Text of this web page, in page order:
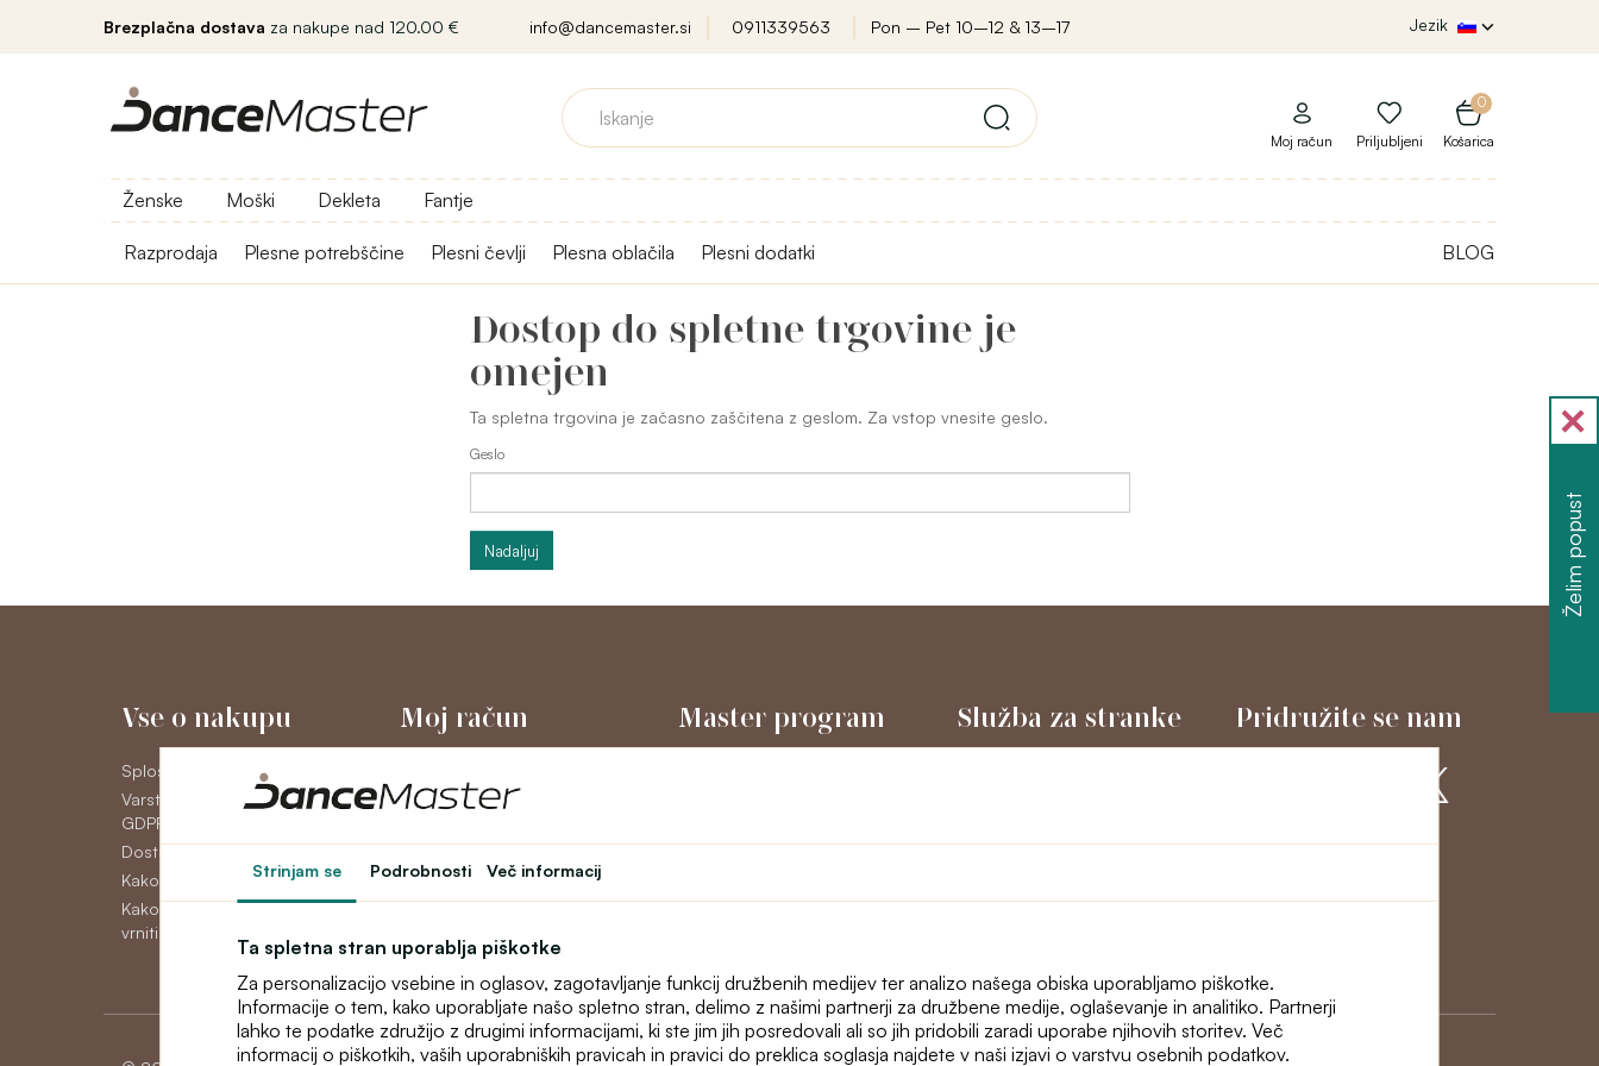
Strinjam se Podrobnosti Več informacij
Ta spletna stran uporablja piškotke
Za personalizacijo vsebine in oglasov, zagotavljanje funkcij družbenih medijev ter analizo našega obiska uporabljamo piškotke.
Informacije o tem, kako uporabljate našo spletno stran, delimo z našimi partnerji za družbene medije, oglaševanje in analitiko. Partnerji
lahko te podatke združijo z drugimi informacijami, ki ste jim jih posredovali ali so jih pridobili zaradi uporabe njihovih storitev. Več
informacij o piškotkih, vaših uporabniških pravicah in pravici do preklica soglasja najdete v naši izjavi o varstvu osebnih podatkov.
Brezplačna dostava za nakupe nad 120.00 € info@dancemaster.si 0911339563 Pon – Pet 10–12 & 13–17 Jezik
0
Košarica
Moj račun Priljubljeni
Ženske Moški Dekleta Fantje
Razprodaja Plesne potrebščine Plesni čevlji Plesna oblačila Plesni dodatki BLOG
Dostop do spletne trgovine je
omejen
Ta spletna trgovina je začasno zaščitena z geslom. Za vstop vnesite geslo.
Geslo
Nadaljuj
Vse o nakupu
Splošni poslovni pogoji
Varstvo osebnih podatkov
GDPR
Dostava
Kako plačati
Kako reklamirati, zamenjati ali
vrniti blago
Moj račun
Zgodovina naročil
Master program Služba za stranke Pridružite se nam
Želim popust